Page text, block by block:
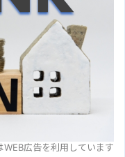
WEB広告を利用しています